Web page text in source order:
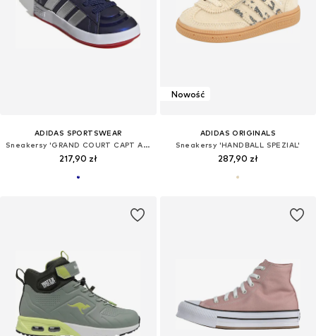
ADIDAS SPORTSWEAR
Sneakersy 'GRAND COURT CAPT AMERICA'
217,90 zł
Nowość
ADIDAS ORIGINALS
Sneakersy 'HANDBALL SPEZIAL'
287,90 zł